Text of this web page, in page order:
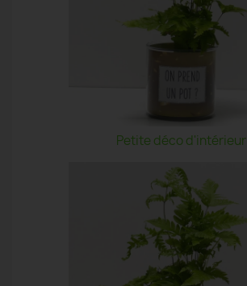
Petite déco d'intérieur